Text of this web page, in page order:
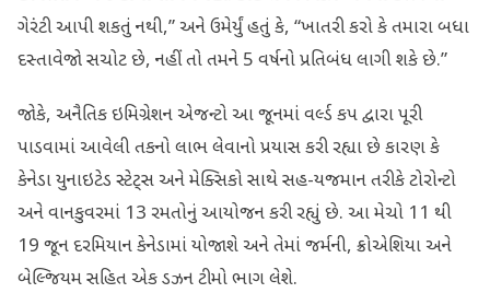
ગેરંટી આપી શકતું નથી,” અને ઉમેર્યું હતું કે, “ખાતરી કરો કે તમારા બધા
દસ્તાવેજો સચોટ છે, નહીં તો તમને 5 વર્ષનો પ્રતિબંધ લાગી શકે છે.”
જોકે, અનૈતિક ઇમિગ્રેશન એજન્ટો આ જૂનમાં વર્લ્ડ કપ દ્વારા પૂરી
પાડવામાં આવેલી તકનો લાભ લેવાનો પ્રયાસ કરી રહ્યા છે કારણ કે
કેનેડા યુનાઇટેડ સ્ટેટ્સ અને મેક્સિકો સાથે સહ-યજમાન તરીકે ટોરોન્ટો
અને વાનકુવરમાં 13 રમતોનું આયોજન કરી રહ્યું છે. આ મેચો 11 થી
19 જૂન દરમિયાન કેનેડામાં યોજાશે અને તેમાં જર્મની, ક્રોએશિયા અને
બેલ્જિયમ સહિત એક ડઝન ટીમો ભાગ લેશે.